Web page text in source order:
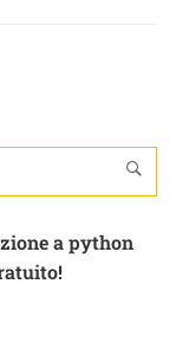
a python